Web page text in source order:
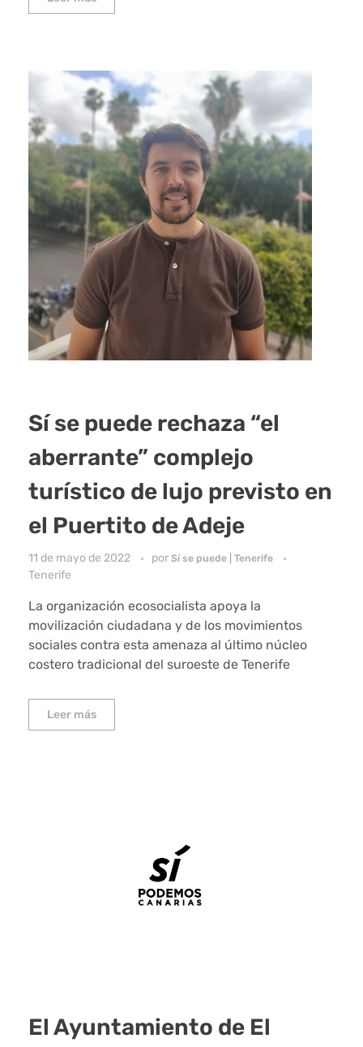
Sí se puede rechaza “el
aberrante” complejo
turístico de lujo previsto en
el Puertito de Adeje
11 de mayo de 2022 por Sí se puede | Tenerife
Tenerife
La organización ecosocialista apoya la
movilización ciudadana y de los movimientos
sociales contra esta amenaza al último núcleo
costero tradicional del suroeste de Tenerife
Leer más
El Ayuntamiento de El